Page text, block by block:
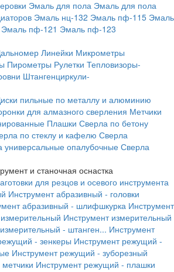
Эмаль для пола Эмаль для пола
Эмаль нц-132 Эмаль пф-115 Эмаль
Эмаль пф-121 Эмаль пф-123
Линейки Микрометры
Пирометры Рулетки Тепловизоры-
Штангенциркули-
пильные по металлу и алюминию
для алмазного сверления Метчики
Плашки Сверла по бетону
по стеклу и кафелю Сверла
универсальные опалубочные Сверла
и станочная оснастка
для резцов и осевого инструмента
Инструмент абразивный - головки
абразивный - шлифшкурка Инструмент
Инструмент измерительный
- штанген... Инструмент
- зенкеры Инструмент режущий -
Инструмент режущий - зуборезный
Инструмент режущий - плашки